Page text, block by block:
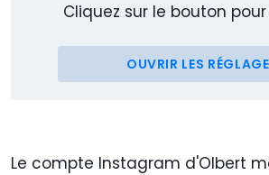
Cliquez sur le bouton
OUVRIR LES
Le compte Instagram d'Olbert